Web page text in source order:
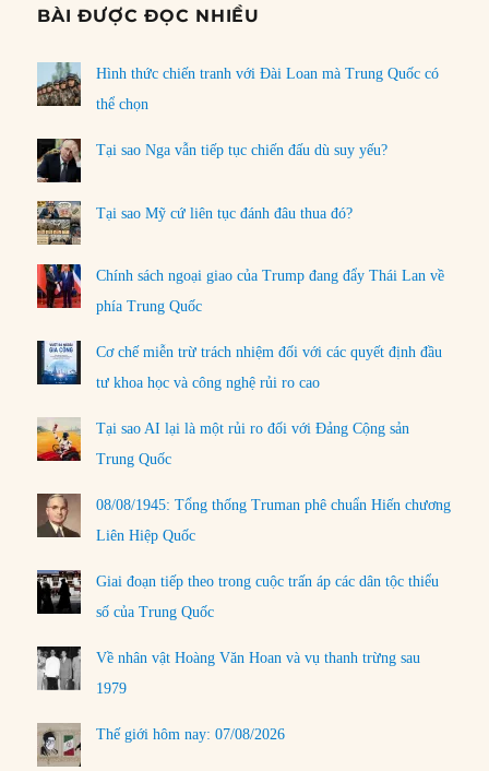
BÀI ĐƯỢC ĐỌC NHIỀU
Hình thức chiến tranh với Đài Loan mà Trung Quốc có
thể chọn
Tại sao Nga vẫn tiếp tục chiến đấu dù suy yếu?
Tại sao Mỹ cứ liên tục đánh đâu thua đó?
Chính sách ngoại giao của Trump đang đẩy Thái Lan về
phía Trung Quốc
Cơ chế miễn trừ trách nhiệm đối với các quyết định đầu
tư khoa học và công nghệ rủi ro cao
Tại sao AI lại là một rủi ro đối với Đảng Cộng sản
Trung Quốc
08/08/1945: Tổng thống Truman phê chuẩn Hiến chương
Liên Hiệp Quốc
Giai đoạn tiếp theo trong cuộc trấn áp các dân tộc thiểu
số của Trung Quốc
Về nhân vật Hoàng Văn Hoan và vụ thanh trừng sau
1979
Thế giới hôm nay: 07/08/2026